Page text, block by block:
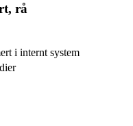
rå
i internt system